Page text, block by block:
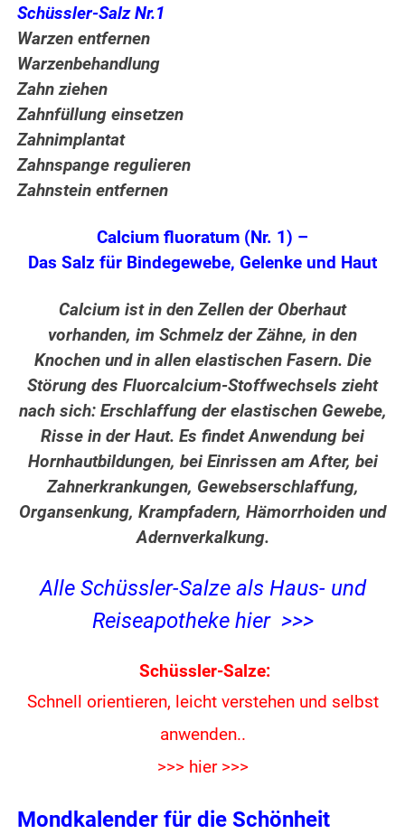
Schüssler-Salz Nr.1
Warzen entfernen
Warzenbehandlung
Zahn ziehen
Zahnfüllung einsetzen
Zahnimplantat
Zahnspange regulieren
Zahnstein entfernen
Calcium fluoratum (Nr. 1) –
Das Salz für Bindegewebe, Gelenke und Haut
Calcium ist in den Zellen der Oberhaut
vorhanden, im Schmelz der Zähne, in den
Knochen und in allen elastischen Fasern. Die
Störung des Fluorcalcium-Stoffwechsels zieht
nach sich: Erschlaffung der elastischen Gewebe,
Risse in der Haut. Es findet Anwendung bei
Hornhautbildungen, bei Einrissen am After, bei
Zahnerkrankungen, Gewebserschlaffung,
Organsenkung, Krampfadern, Hämorrhoiden und
Adernverkalkung.
Alle Schüssler-Salze als Haus- und
Reiseapotheke hier >>>
Schüssler-Salze:
Schnell orientieren, leicht verstehen und selbst
anwenden..
>>> hier >>>
Mondkalender für die Schönheit